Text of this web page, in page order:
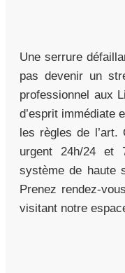
Une serrure
pas devenir un
professionnel aux
d’esprit immédiate
les règles de l’art.
urgent 24h/24 et
système de haute
Prenez rendez-
visitant notre